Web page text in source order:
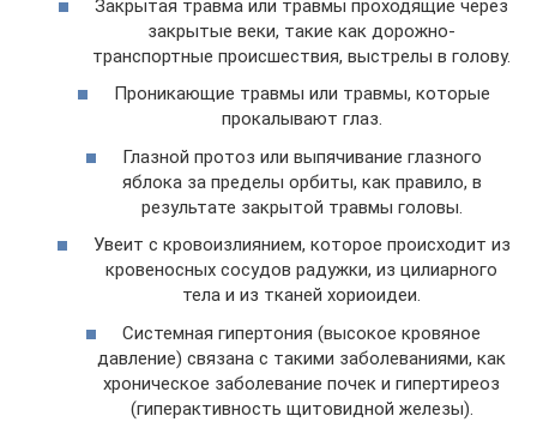
Закрытая травма или травмы проходящие через
закрытые веки, такие как дорожно-
транспортные происшествия, выстрелы в голову.
Проникающие травмы или травмы, которые
прокалывают глаз.
Глазной протоз или выпячивание глазного
яблока за пределы орбиты, как правило, в
результате закрытой травмы головы.
Увеит с кровоизлиянием, которое происходит из
кровеносных сосудов радужки, из цилиарного
тела и из тканей хориоидеи.
Системная гипертония (высокое кровяное
давление) связана с такими заболеваниями, как
хроническое заболевание почек и гипертиреоз
(гиперактивность щитовидной железы).